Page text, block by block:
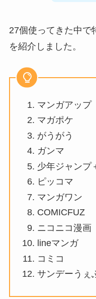
27個使ってきた中で
を紹介しました。
マンガアップ
マガポケ
がうがう
ガンマ
少年ジャンプ
ピッコマ
マンガワン
COMICFUZ
ニコニコ漫画
lineマンガ
コミコ
サンデーうぇ